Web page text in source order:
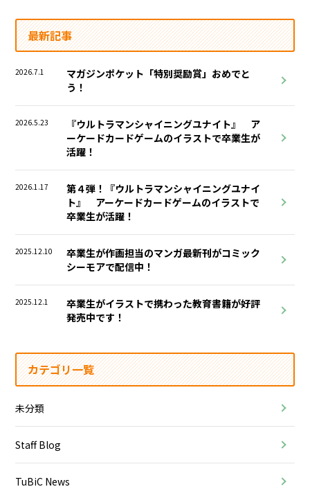
最新記事
2026.7.1
マガジンポケット「特別奨励賞」おめでと
う！
2026.5.23
『ウルトラマンシャイニングユナイト』 ア
ーケードカードゲームのイラストで卒業生が
活躍！
2026.1.17
第４弾！『ウルトラマンシャイニングユナイ
ト』 アーケードカードゲームのイラストで
卒業生が活躍！
2025.12.10
卒業生が作画担当のマンガ最新刊がコミック
シーモアで配信中！
2025.12.1
卒業生がイラストで携わった教育書籍が好評
発売中です！
カテゴリ一覧
未分類
Staff Blog
TuBiC News